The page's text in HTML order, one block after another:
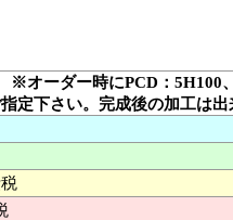
オーダー時にPCD：5H100
定下さい。完成後の加工は出